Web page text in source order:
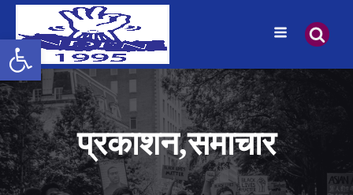
प्रकाशन,समाचार
उपकरणपट्टी खोल्नुहोस्